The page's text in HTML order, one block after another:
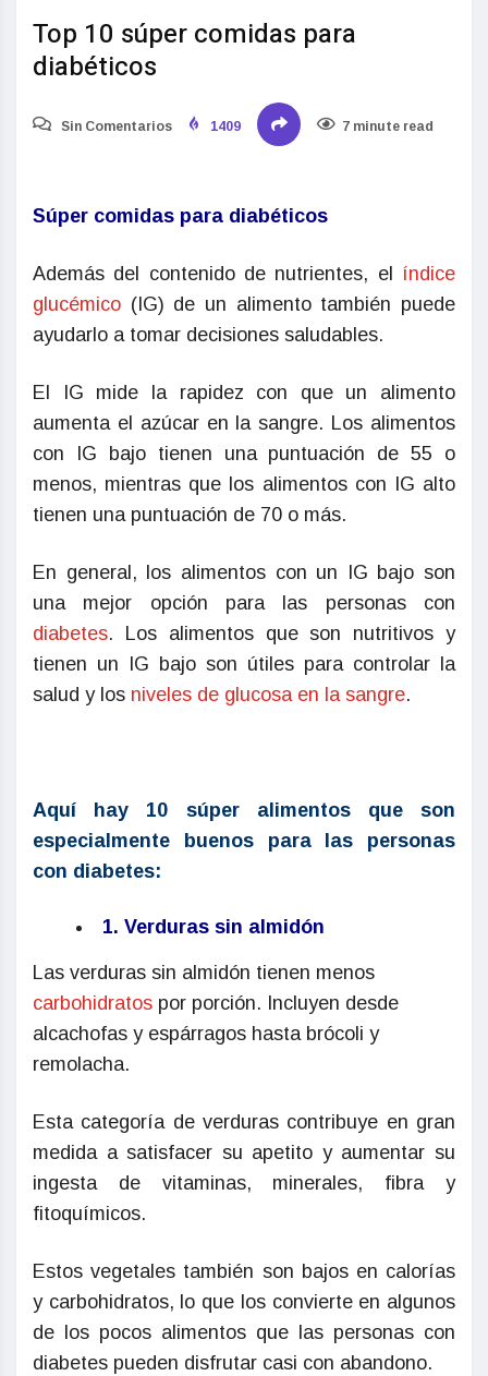
Top 10 súper comidas para
diabéticos
Sin Comentarios 1409 7 minute read
Súper comidas para diabéticos
Además del contenido de nutrientes, el índice
glucémico (IG) de un alimento también puede
ayudarlo a tomar decisiones saludables.
El IG mide la rapidez con que un alimento
aumenta el azúcar en la sangre. Los alimentos
con IG bajo tienen una puntuación de 55 o
menos, mientras que los alimentos con IG alto
tienen una puntuación de 70 o más.
En general, los alimentos con un IG bajo son
una mejor opción para las personas con
diabetes. Los alimentos que son nutritivos y
tienen un IG bajo son útiles para controlar la
salud y los niveles de glucosa en la sangre.
Aquí hay 10 súper alimentos que son
especialmente buenos para las personas
con diabetes:
1. Verduras sin almidón
Las verduras sin almidón tienen menos
carbohidratos por porción. Incluyen desde
alcachofas y espárragos hasta brócoli y
remolacha.
Esta categoría de verduras contribuye en gran
medida a satisfacer su apetito y aumentar su
ingesta de vitaminas, minerales, fibra y
fitoquímicos.
Estos vegetales también son bajos en calorías
y carbohidratos, lo que los convierte en algunos
de los pocos alimentos que las personas con
diabetes pueden disfrutar casi con abandono.